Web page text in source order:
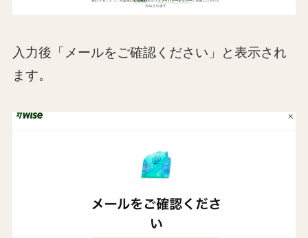
入力後「メールをご確認ください」と表示され
ます。